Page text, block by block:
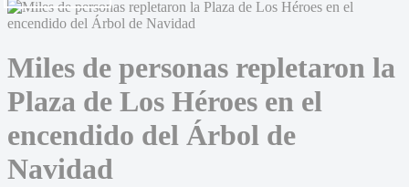
Miles de personas repletaron la
Plaza de Los Héroes en el
encendido del Árbol de
Navidad